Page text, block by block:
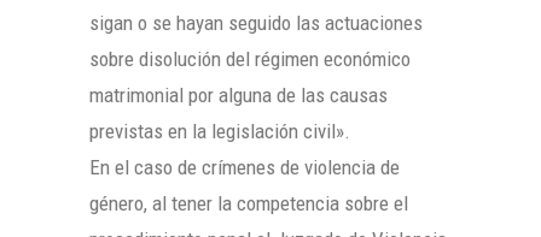
sigan o se hayan seguido las actuaciones
sobre disolución del régimen económico
matrimonial por alguna de las causas
previstas en la legislación civil».
En el caso de crímenes de violencia de
género, al tener la competencia sobre el